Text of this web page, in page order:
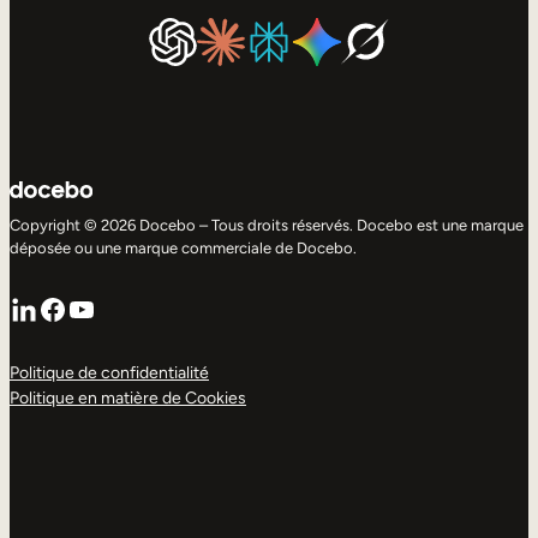
Copyright © 2026 Docebo – Tous droits réservés. Docebo est une marque
déposée ou une marque commerciale de Docebo.
LinkedIn
Facebook
YouTube
Politique de confidentialité
Politique en matière de Cookies